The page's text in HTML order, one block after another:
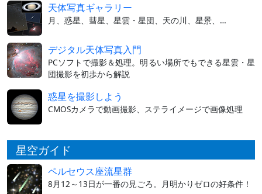
天体写真ギャラリー
月、惑星、彗星、星雲・星団、天の川、星景、…
デジタル天体写真入門
PCソフトで撮影＆処理。明るい場所でもできる星雲・星
団撮影を初歩から解説
惑星を撮影しよう
CMOSカメラで動画撮影、ステライメージで画像処理
星空ガイド
ペルセウス座流星群
8月12～13日が一番の見ごろ。月明かりゼロの好条件！